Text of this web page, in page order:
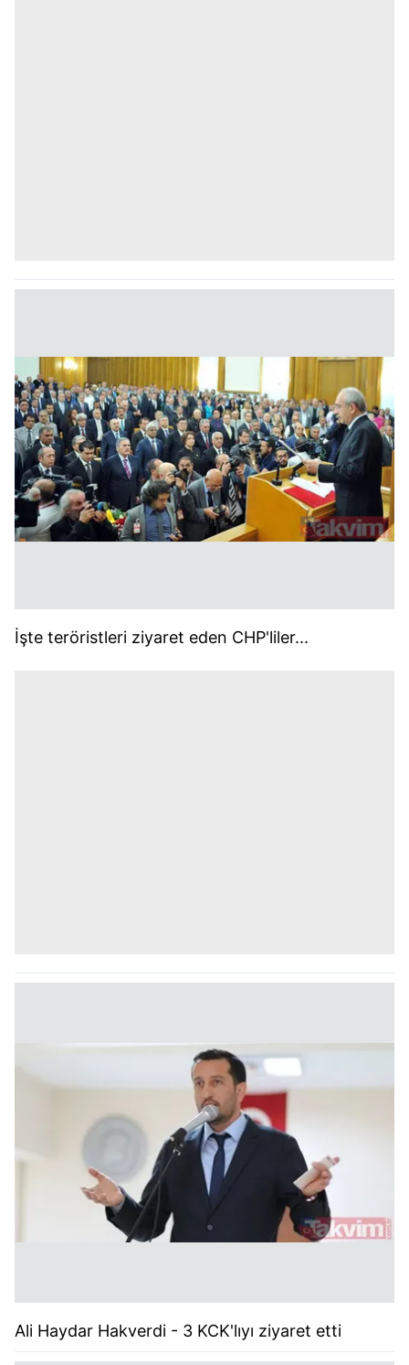
İşte teröristleri ziyaret eden CHP'liler...
Ali Haydar Hakverdi - 3 KCK'lıyı ziyaret etti